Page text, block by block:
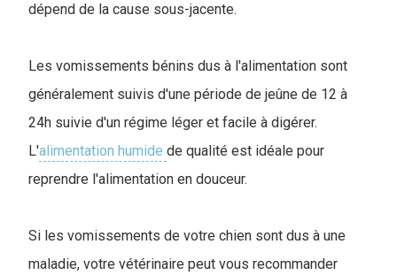
dépend de la cause sous-jacente.
Les vomissements bénins dus à l'alimentation sont
généralement suivis d'une période de jeûne de 12 à
24h suivie d'un régime léger et facile à digérer.
L'alimentation humide de qualité est idéale pour
reprendre l'alimentation en douceur.
Si les vomissements de votre chien sont dus à une
maladie, votre vétérinaire peut vous recommander